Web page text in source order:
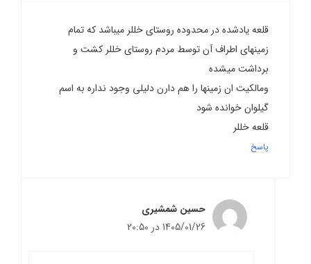
قلعه یادشده در محدوده روستای خللر میباشد که تمام
زمینهای اطراف آن توسط مردم روستای خللر کشت و
برداشت میشده
ومالکیت ان زمینها را هم دارن دلیلی وجود نداره به اسم
گیلوان خوانده شود
قلعه خللر
پاسخ
حسین شمشیری
1405/01/26 در 20:50